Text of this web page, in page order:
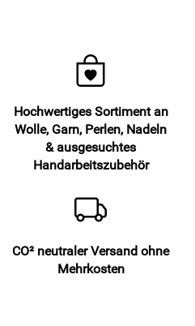
Hochwertiges Sortiment an
Wolle, Garn, Perlen, Nadeln
& ausgesuchtes
Handarbeitszubehör
CO² neutraler Versand ohne
Mehrkosten